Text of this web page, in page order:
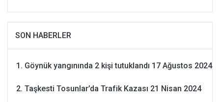
SON HABERLER
Göynük yangınında 2 kişi tutuklandı 17 Ağustos 2024
Taşkesti Tosunlar’da Trafik Kazası 21 Nisan 2024